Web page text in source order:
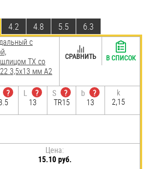
4.2 4.8 5.5 6.3
с
TX со
3,5х13 мм А2
?
L
?
13
S
?
TR15
b
?
13
k
2,15
Цена:
15.10 руб.
СРАВНИТЬ В СПИСОК